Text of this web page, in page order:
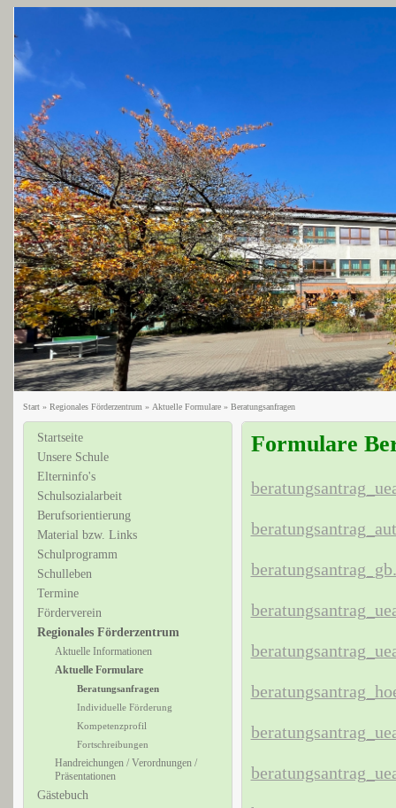
Start» Regionales Förderzentrum » Aktuelle Formulare» Beratungsanfragen
Startseite
Unsere Schule
Elterninfo's
Schulsozialarbeit
Berufsorientierung
Material bzw. Links
Schulprogramm
Schulleben
Termine
Förderverein
Regionales Förderzentrum
Aktuelle Informationen
Aktuelle Formulare
Beratungsanfragen
Individuelle Förderung
Kompetenzprofil
Fortschreibungen
Handreichungen / Verordnungen /
Präsentationen
Gästebuch
Formulare